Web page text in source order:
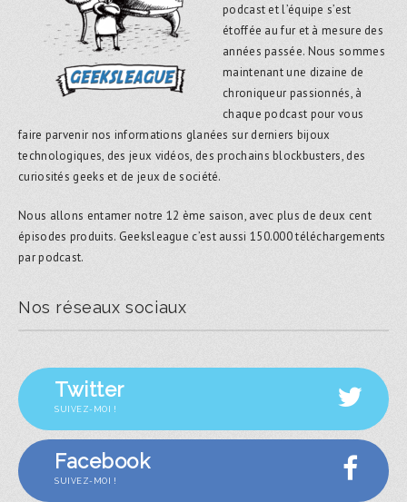
podcast et l’équipe s’est
étoffée au fur et à mesure des
années passée. Nous sommes
maintenant une dizaine de
chroniqueur passionnés, à
chaque podcast pour vous
faire parvenir nos informations glanées sur derniers bijoux
technologiques, des jeux vidéos, des prochains blockbusters, des
curiosités geeks et de jeux de société.
Nous allons entamer notre 12 ème saison, avec plus de deux cent
épisodes produits. Geeksleague c’est aussi 150.000 téléchargements
par podcast.
Nos réseaux sociaux
Twitter
SUIVEZ-MOI !
Facebook
SUIVEZ-MOI !